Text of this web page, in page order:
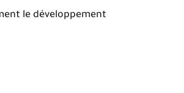
le développement